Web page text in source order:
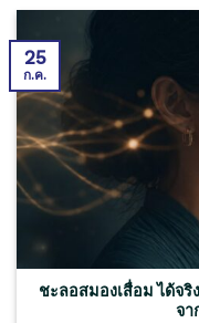
ชะลอสมองเสื่อม ได้จริ
จ
25
ก.ค.